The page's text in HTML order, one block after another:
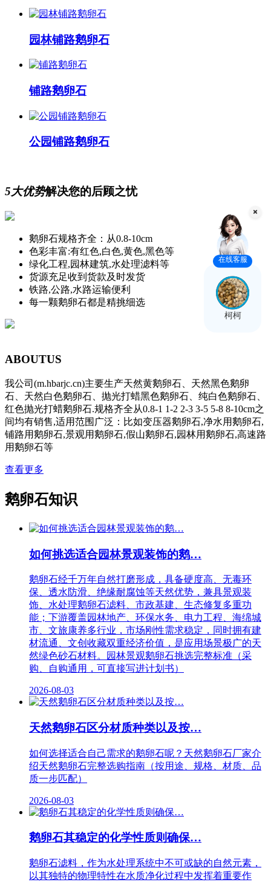
园林铺路鹅卵石
铺路鹅卵石
公园铺路鹅卵石
5大优势解决您的后顾之忧
鹅卵石规格齐全：从0.8-10cm
色彩丰富:有红色,白色,黄色,黑色等
绿化工程,园林建筑,水处理滤料等
货源充足收到货款及时发货
铁路,公路,水路运输便利
每一颗鹅卵石都是精挑细选
ABOUTUS
我公司(m.hbarjc.cn)主要生产天然黄鹅卵石、天然黑色鹅卵
石、天然白色鹅卵石、抛光打蜡黑色鹅卵石、纯白色鹅卵石、
红色抛光打蜡鹅卵石.规格齐全从0.8-1 1-2 2-3 3-5 5-8 8-10cm之
间均有销售,适用范围广泛：比如变压器鹅卵石,净水用鹅卵石,
铺路用鹅卵石,景观用鹅卵石,假山鹅卵石,园林用鹅卵石,高速路
用鹅卵石等
查看更多
鹅卵石知识
如何挑选适合园林景观装饰的鹅…
鹅卵石经千万年自然打磨形成，具备硬度高、无毒环
保、透水防滑、绝缘耐腐蚀等天然优势，兼具景观装
饰、水处理鹅卵石滤料、市政基建、生态修复多重功
能；下游覆盖园林地产、环保水务、电力工程、海绵城
市、文旅康养多行业，市场刚性需求稳定，同时拥有建
材流通、文创收藏双重经济价值，是应用场景极广的天
然绿色砂石材料。园林景观鹅卵石挑选完整标准（采
购、自购通用，可直接写进计划书）
2026-08-03
天然鹅卵石区分材质种类以及按…
如何选择适合自己需求的鹅卵石呢？天然鹅卵石厂家介
绍天然鹅卵石完整选购指南（按用途、规格、材质、品
质一步匹配）
2026-08-03
鹅卵石其稳定的化学性质则确保…
鹅卵石滤料，作为水处理系统中不可或缺的自然元素，
以其独特的物理特性在水质净化过程中发挥着重要作
在线客服
柯柯